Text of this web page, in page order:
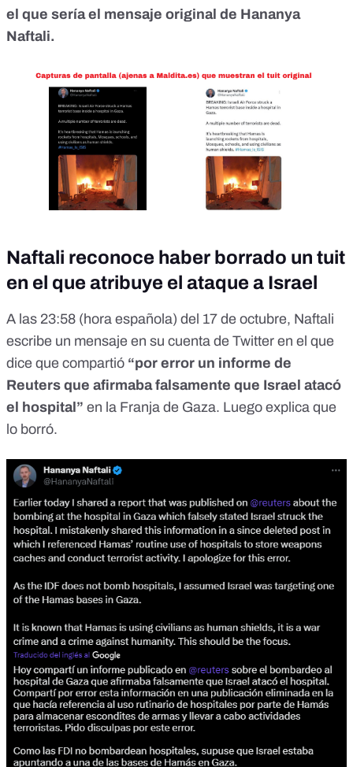
el que sería el mensaje original de Hananya
Naftali.
Naftali reconoce haber borrado un tuit
en el que atribuye el ataque a Israel
A las 23:58 (hora española) del 17 de octubre, Naftali
escribe un mensaje en su cuenta de Twitter en el que
dice que compartió “por error un informe de
Reuters que afirmaba falsamente que Israel atacó
el hospital” en la Franja de Gaza. Luego explica que
lo borró.